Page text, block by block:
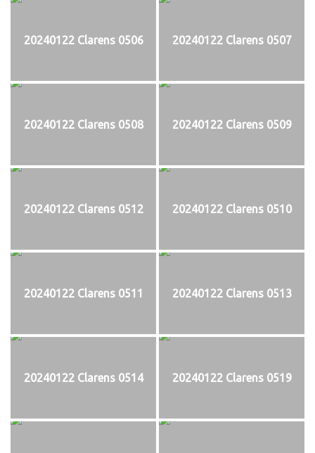
20240122 Clarens 0506 20240122 Clarens 0507
20240122 Clarens 0508 20240122 Clarens 0509
20240122 Clarens 0512 20240122 Clarens 0510
20240122 Clarens 0511 20240122 Clarens 0513
20240122 Clarens 0514 20240122 Clarens 0519